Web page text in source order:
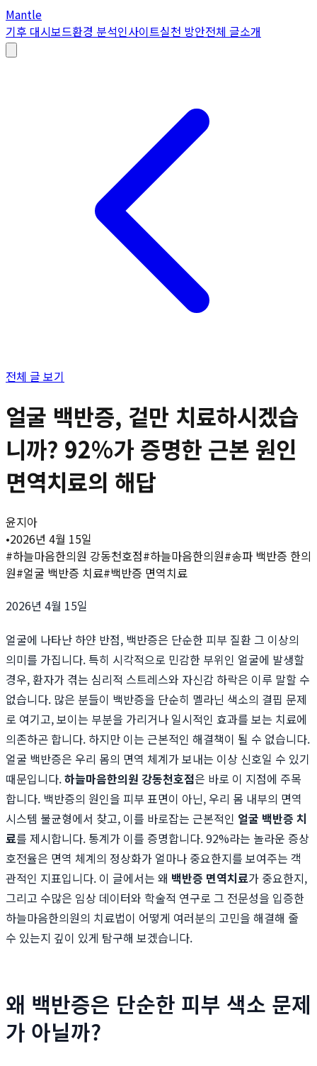
Mantle
기후 대시보드환경 분석인사이트실천 방안전체 글소개
전체 글 보기
얼굴 백반증, 겉만 치료하시겠습
니까? 92%가 증명한 근본 원인
면역치료의 해답
윤지아
•2026년 4월 15일
#하늘마음한의원 강동천호점#하늘마음한의원#송파 백반증 한의
원#얼굴 백반증 치료#백반증 면역치료
2026년 4월 15일
얼굴에 나타난 하얀 반점, 백반증은 단순한 피부 질환 그 이상의
의미를 가집니다. 특히 시각적으로 민감한 부위인 얼굴에 발생할
경우, 환자가 겪는 심리적 스트레스와 자신감 하락은 이루 말할 수
없습니다. 많은 분들이 백반증을 단순히 멜라닌 색소의 결핍 문제
로 여기고, 보이는 부분을 가리거나 일시적인 효과를 보는 치료에
의존하곤 합니다. 하지만 이는 근본적인 해결책이 될 수 없습니다.
얼굴 백반증은 우리 몸의 면역 체계가 보내는 이상 신호일 수 있기
때문입니다.하늘마음한의원 강동천호점은 바로 이 지점에 주목
합니다. 백반증의 원인을 피부 표면이 아닌, 우리 몸 내부의 면역
시스템 불균형에서 찾고, 이를 바로잡는 근본적인 얼굴 백반증 치
료를 제시합니다. 통계가 이를 증명합니다. 92%라는 놀라운 증상
호전율은 면역 체계의 정상화가 얼마나 중요한지를 보여주는 객
관적인 지표입니다. 이 글에서는 왜 백반증 면역치료가 중요한지,
그리고 수많은 임상 데이터와 학술적 연구로 그 전문성을 입증한
하늘마음한의원의 치료법이 어떻게 여러분의 고민을 해결해 줄
수 있는지 깊이 있게 탐구해 보겠습니다.
왜 백반증은 단순한 피부 색소 문제
가 아닐까?